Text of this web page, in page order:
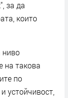
за да
които
ниво
на такова
по
устойчивост,